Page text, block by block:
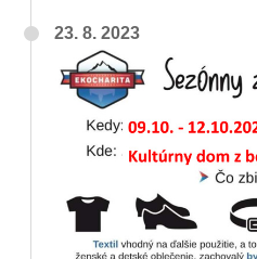
23. 8. 2023